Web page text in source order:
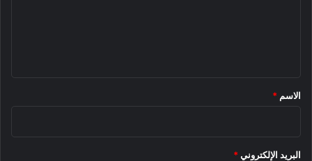
*
الاسم *
البريد الإلكتروني *